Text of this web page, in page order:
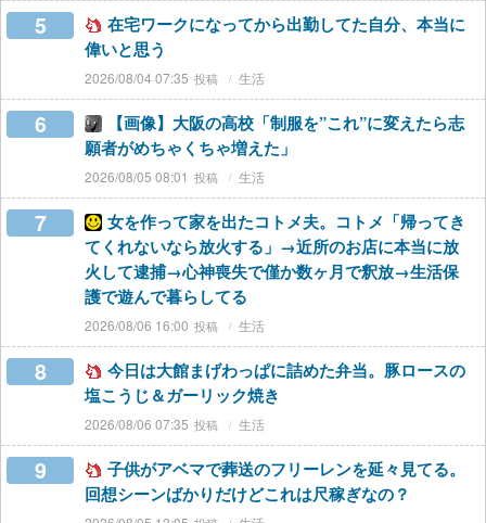
5
在宅ワークになってから出勤してた自分、本当に
偉いと思う
2026/08/04 07:35 生活
6
【画像】大阪の高校「制服を”これ”に変えたら志
願者がめちゃくちゃ増えた」
2026/08/05 08:01 生活
7
女を作って家を出たコトメ夫。コトメ「帰ってき
てくれないなら放火する」→近所のお店に本当に放
火して逮捕→心神喪失で僅か数ヶ月で釈放→生活保
護で遊んで暮らしてる
2026/08/06 16:00 生活
8
今日は大館まげわっぱに詰めた弁当。豚ロースの
塩こうじ＆ガーリック焼き
2026/08/06 07:35 生活
9
子供がアベマで葬送のフリーレンを延々見てる。
回想シーンばかりだけどこれは尺稼ぎなの？